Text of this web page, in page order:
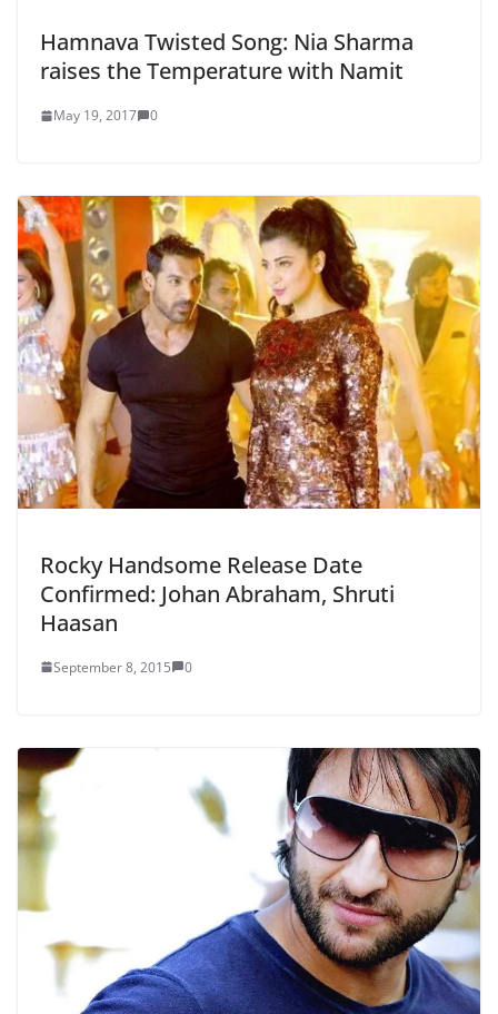
Hamnava Twisted Song: Nia Sharma
raises the Temperature with Namit
May 19, 2017 0
Rocky Handsome Release Date
Confirmed: Johan Abraham, Shruti
Haasan
September 8, 2015 0